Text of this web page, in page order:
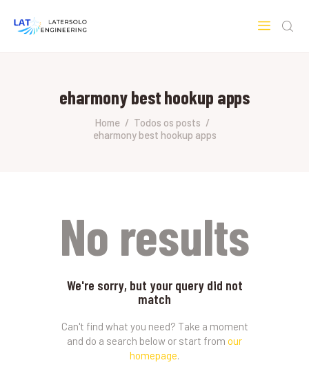
eharmony best hookup apps
Home
Todos os posts
eharmony best hookup apps
HOME
SOBRE A LATERSOLO
ENGINEERING
No results
We're sorry, but your query did not
match
Can't find what you need? Take a moment
and do a search below or start from our
homepage.